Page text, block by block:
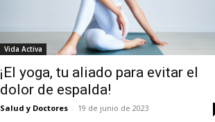
Vida Activa
¡El yoga, tu aliado para evitar el
dolor de espalda!
Salud y Doctores - 19 de junio de 2023